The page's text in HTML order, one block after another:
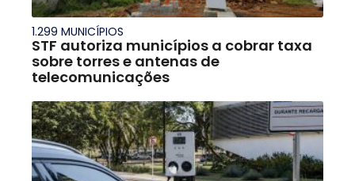
1.299 MUNICÍPIOS
STF autoriza municípios a cobrar taxa
sobre torres e antenas de
telecomunicações